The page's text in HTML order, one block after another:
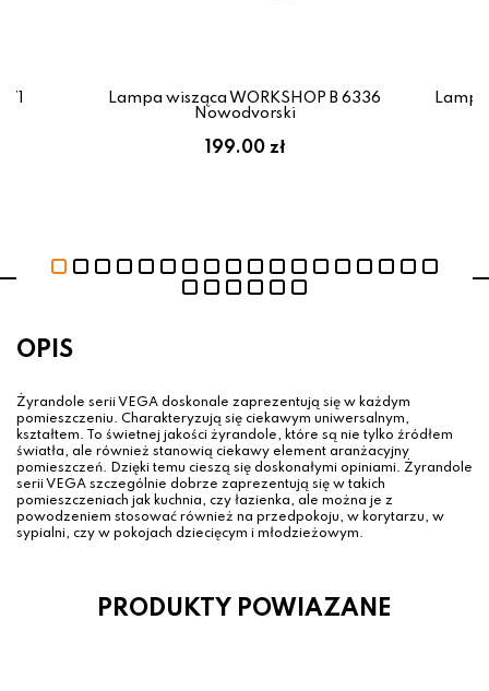
Lampa wisząca WORKSHOP B 6336
Nowodvorski
199.00 zł
OPIS
Żyrandole serii VEGA doskonale zaprezentują się w każdym
pomieszczeniu. Charakteryzują się ciekawym uniwersalnym,
kształtem. To świetnej jakości żyrandole, które są nie tylko źródłem
światła, ale również stanowią ciekawy element aranżacyjny
pomieszczeń. Dzięki temu cieszą się doskonałymi opiniami. Żyrandole
serii VEGA szczególnie dobrze zaprezentują się w takich
pomieszczeniach jak kuchnia, czy łazienka, ale można je z
powodzeniem stosować również na przedpokoju, w korytarzu, w
sypialni, czy w pokojach dziecięcym i młodzieżowym.
PRODUKTY POWIAZANE